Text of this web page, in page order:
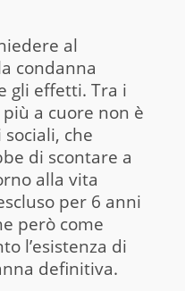
al
condanna
gli effetti. Tra i
a cuore non è
che
di scontare a
alla vita
per 6 anni
però come
l’esistenza di
definitiva.